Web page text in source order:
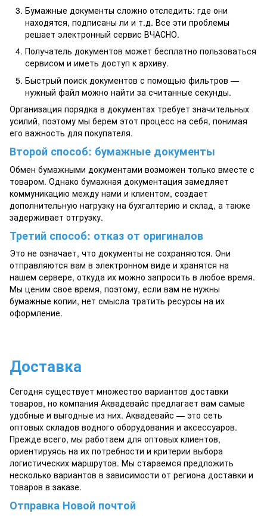
Бумажные документы сложно отследить: где они
находятся, подписаны ли и т.д. Все эти проблемы
решает электронный сервис ВЧАСНО.
Получатель документов может бесплатно пользоваться
сервисом и иметь доступ к архиву.
Быстрый поиск документов с помощью фильтров —
нужный файл можно найти за считанные секунды.
Организация порядка в документах требует значительных
усилий, поэтому мы берем этот процесс на себя, понимая
его важность для покупателя.
Второй способ: бумажные документы
Обмен бумажными документами возможен только вместе с
товаром. Однако бумажная документация замедляет
коммуникацию между нами и клиентом, создает
дополнительную нагрузку на бухгалтерию и склад, а также
задерживает отгрузку.
Третий способ: отказ от оригиналов
Это не означает, что документы не сохраняются. Они
отправляются вам в электронном виде и хранятся на
нашем сервере, откуда их можно запросить в любое время.
Мы ценим свое время, поэтому, если вам не нужны
бумажные копии, нет смысла тратить ресурсы на их
оформление.
Доставка
Сегодня существует множество вариантов доставки
товаров, но компания Аквадевайс предлагает вам самые
удобные и выгодные из них. Аквадевайс — это сеть
оптовых складов водного оборудования и аксессуаров.
Прежде всего, мы работаем для оптовых клиентов,
ориентируясь на их потребности и критерии выбора
логистических маршрутов. Мы стараемся предложить
несколько вариантов в зависимости от региона доставки и
товаров в заказе.
Отправка Новой почтой